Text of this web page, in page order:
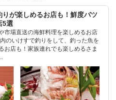
りが楽しめるお店も！鮮度バツ
5選
市場直送の海鮮料理を楽しめるお店
のいけすで釣りをして、釣った魚を
お店も！家族連れでも楽しめるさま